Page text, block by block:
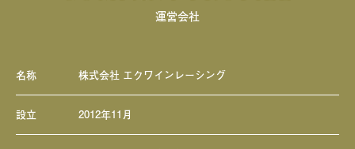
運営会社
名称 株式会社 エクワインレーシング
設立 2012年11月